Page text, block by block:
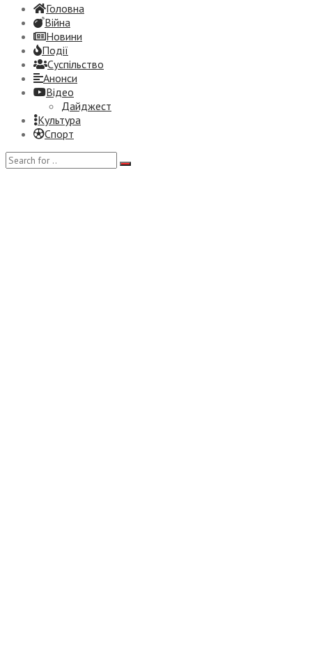
Головна
Війна
Новини
Події
Суспiльство
Анонси
Відео
Дайджест
Культура
Спорт